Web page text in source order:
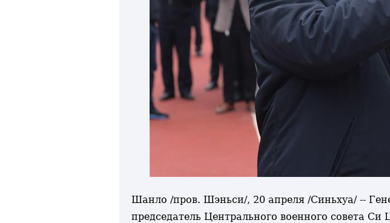
Шанло /пров. Шэньси/, 20 апреля /Синьхуа/ --
председатель Центрального военного совета